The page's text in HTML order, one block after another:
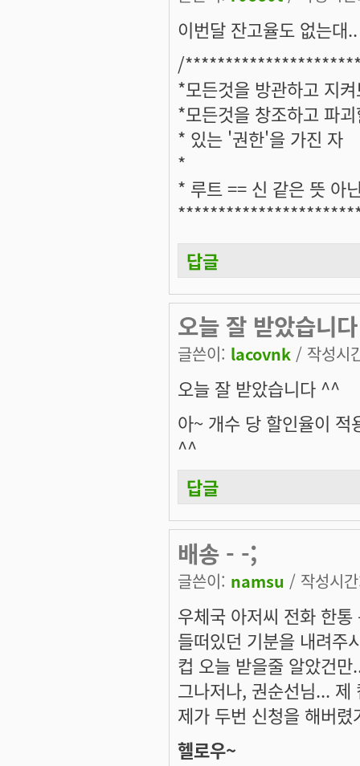
이번달 잔고율도 없는대
/
*모든것을 방관하고 지
*모든것을 창조하고 파
* 있는 '권한'을 가진 자
*
* 루트 == 신 같은 뜻 아
답글
오늘 잘 받았습니다
글쓴이: lacovnk / 작성시
오늘 잘 받았습니다 ^^
아~ 개수 당 할인율이 적
^^
답글
배송 - -;
글쓴이: namsu / 작성시
우체국 아저씨 전화 한
들떠있던 기분을 내려주
컵 오늘 받을줄 알았건만
그나저나, 권순선님... 제
제가 두번 신청을 해버
헬로우~